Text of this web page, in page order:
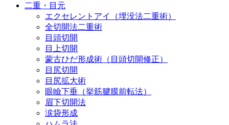
二重・目元
エクセレントアイ（埋没法二重術）
全切開法二重術
目頭切開
目上切開
蒙古ひだ形成術（目頭切開修正）
目尻切開
目尻拡大術
眼瞼下垂（挙筋腱膜前転法）
眉下切開法
涙袋形成